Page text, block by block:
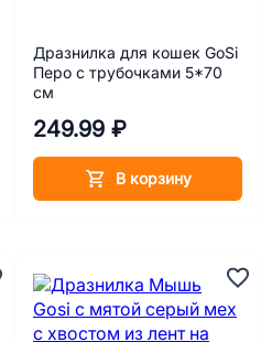
Дразнилка для кошек GoSi
Перо с трубочками 5*70
см
249.99 ₽
В корзину